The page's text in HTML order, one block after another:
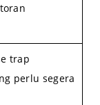
trap
perlu segera